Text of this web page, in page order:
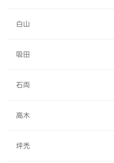
白山
吸田
石両
高木
坪禿